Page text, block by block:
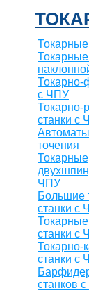
Токарные
Токарно-
с ЧПУ
Токарно-
станки с
точения
Токарные
ЧПУ
Большие
станки с
станки с
Токарно-
станки с
станков